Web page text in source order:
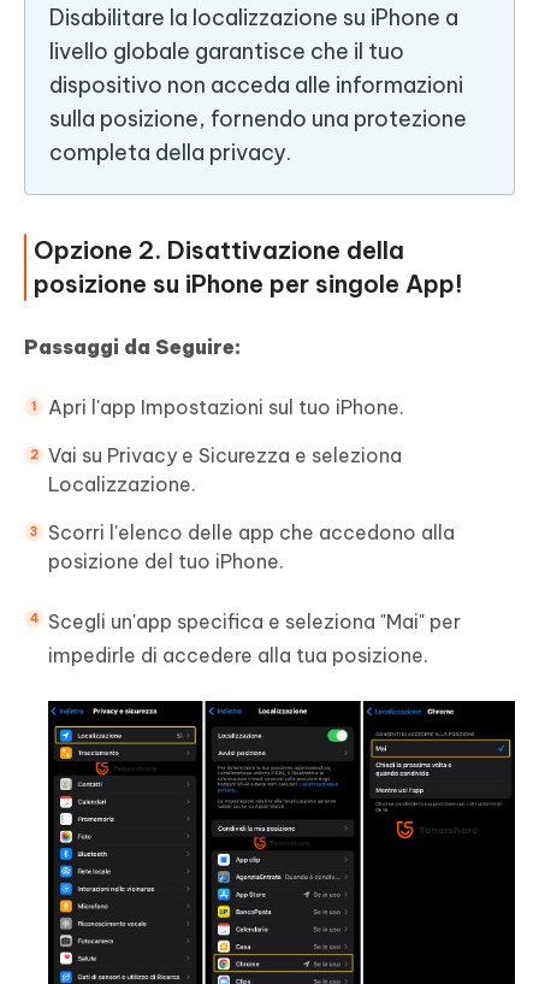
Disabilitare la localizzazione su iPhone a
livello globale garantisce che il tuo
dispositivo non acceda alle informazioni
sulla posizione, fornendo una protezione
completa della privacy.
Opzione 2. Disattivazione della
posizione su iPhone per singole App!
Passaggi da Seguire:
Apri l'app Impostazioni sul tuo iPhone.
Vai su Privacy e Sicurezza e seleziona
Localizzazione.
Scorri l'elenco delle app che accedono alla
posizione del tuo iPhone.
Scegli un'app specifica e seleziona "Mai" per
impedirle di accedere alla tua posizione.